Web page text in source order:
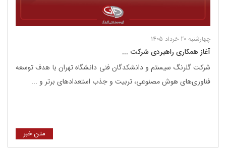
چهارشنبه 20 خرداد 1405
آغاز همکاری راهبردی شرکت ...
شرکت گلرنگ ‌سیستم و دانشکدگان فنی دانشگاه تهران با هدف توسعه
فناوری‌های هوش مصنوعی، تربیت و جذب استعدادهای برتر و ...
متن خبر